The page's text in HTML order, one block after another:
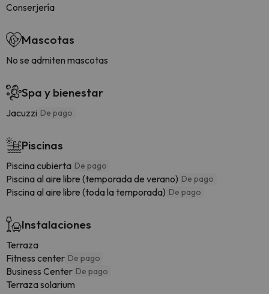
Conserjería
Mascotas
No se admiten mascotas
Spa y bienestar
Jacuzzi De pago
Piscinas
Piscina cubierta De pago
Piscina al aire libre (temporada de verano) De pago
Piscina al aire libre (toda la temporada) De pago
Instalaciones
Terraza
Fitness center De pago
Business Center De pago
Terraza solarium